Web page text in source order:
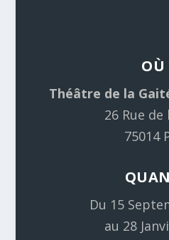
OÙ
Théâtre de la
26 Rue de
75014
Du 15
au 28